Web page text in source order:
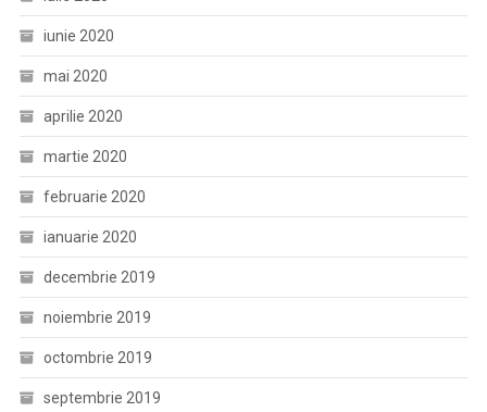
iunie 2020
mai 2020
aprilie 2020
martie 2020
februarie 2020
ianuarie 2020
decembrie 2019
noiembrie 2019
octombrie 2019
septembrie 2019